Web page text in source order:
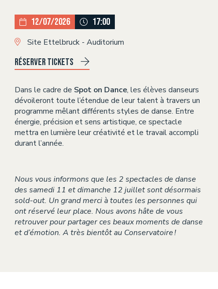
12/07/2026 17:00
Site Ettelbruck - Auditorium
Réserver tickets
Dans le cadre de Spot on Dance, les élèves danseurs
dévoileront toute l’étendue de leur talent à travers un
programme mêlant différents styles de danse. Entre
énergie, précision et sens artistique, ce spectacle
mettra en lumière leur créativité et le travail accompli
durant l’année.
Nous vous informons que les 2 spectacles de danse
des samedi 11 et dimanche 12 juillet sont désormais
sold-out. Un grand merci à toutes les personnes qui
ont réservé leur place. Nous avons hâte de vous
retrouver pour partager ces beaux moments de danse
et d’émotion. A très bientôt au Conservatoire !